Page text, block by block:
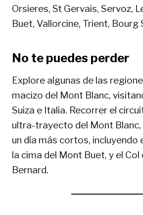
Orsieres, St Gervais, Servoz,
Buet, Vallorcine, Trient, Bourg
No te puedes perder
Explore algunas de las
macizo del Mont Blanc,
Suiza e Italia. Recorrer el
ultra-trayecto del Mont
un día más cortos, incluyendo
la cima del Mont Buet, y el Col
Bernard.